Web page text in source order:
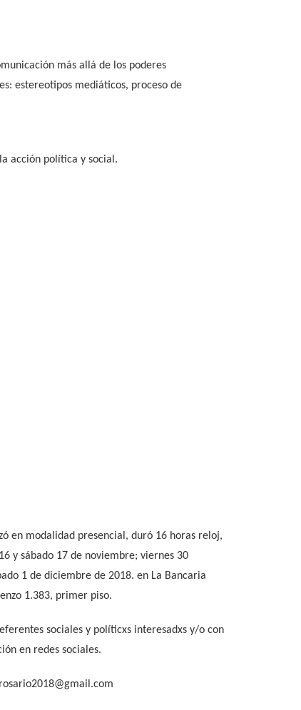
más allá de los poderes
estereotipos mediáticos, proceso de
acción política y social.
en modalidad presencial, duró 16 horas reloj,
y sábado 17 de noviembre; viernes 30
1 de diciembre de 2018. en La Bancaria
1.383, primer piso.
sociales y políticxs interesadxs y/o con
en redes sociales.